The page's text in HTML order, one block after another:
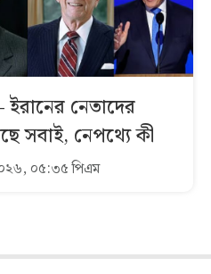
ইরানের নেতাদের
সবাই, নেপথ্যে কী
০৫:৩৫ পিএম